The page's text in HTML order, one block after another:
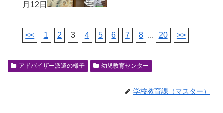
月12日
<< 1 2 3 4 5 6 7 8 ... 20 >>
アドバイザー派遣の様子 幼児教育センター
学校教育課（マスター）